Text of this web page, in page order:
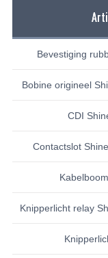
Bevestiging
Bobine origineel
CDI
Contactslot
Knipperlicht relay